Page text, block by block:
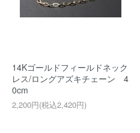
14Kゴールドフィールドネック
レス/ロングアズキチェーン 4
0cm
2,200円(税込2,420円)